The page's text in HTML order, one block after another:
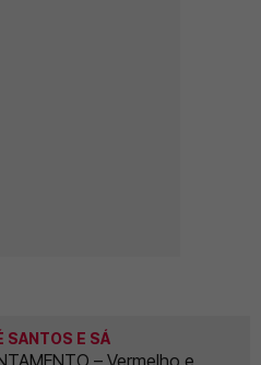
SANTOS E SÁ
– Vermelho e